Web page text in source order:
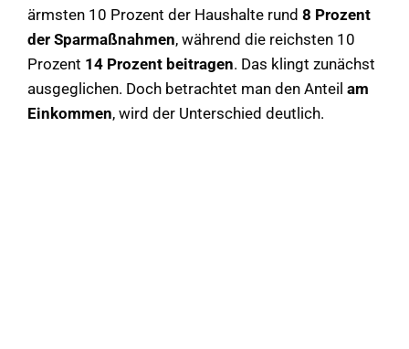
ärmsten 10 Prozent der Haushalte rund 8 Prozent
der Sparmaßnahmen, während die reichsten 10
Prozent 14 Prozent beitragen. Das klingt zunächst
ausgeglichen. Doch betrachtet man den Anteil am
Einkommen, wird der Unterschied deutlich.